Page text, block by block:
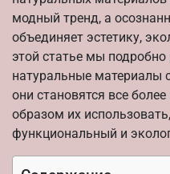
модный тренд, а
объединяет эстетику,
этой статье мы подробно
натуральные материалы
они становятся все
образом их
функциональный и